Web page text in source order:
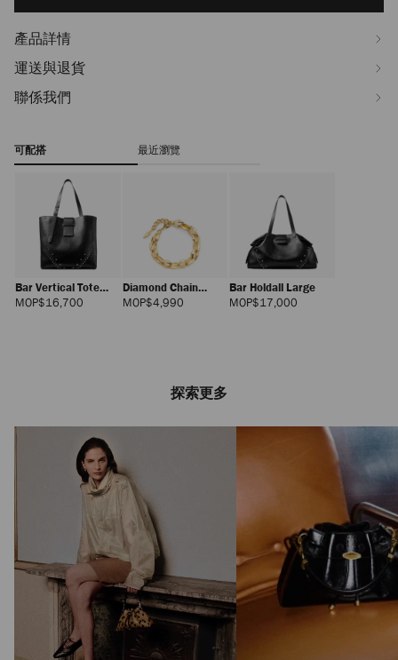
產品詳情
運送與退貨
聯係我們
可配搭 最近瀏覽
Bar Vertical Tote
Medium
MOP$16,700
Diamond Chain
Bracelet
MOP$4,990正
Bar Holdall Large
MOP$17,000
Diamond Run M
正
價
探索更多